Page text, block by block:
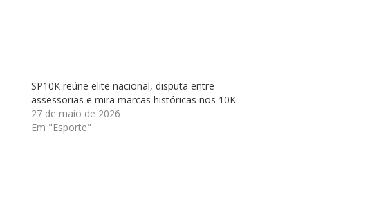
SP10K reúne elite nacional, disputa entre
assessorias e mira marcas históricas nos 10K
27 de maio de 2026
Em "Esporte"